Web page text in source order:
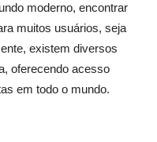
moderno, encontrar
muitos usuários, seja
existem diversos
oferecendo acesso
em todo o mundo.